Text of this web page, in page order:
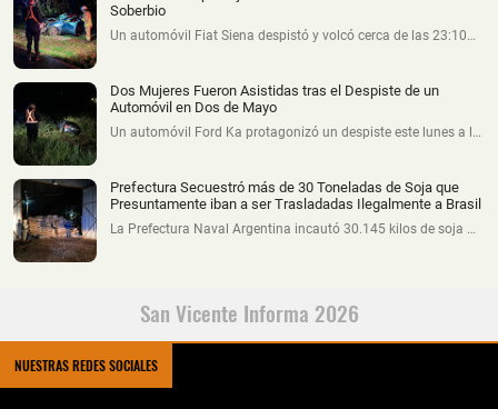
Soberbio
Un automóvil Fiat Siena despistó y volcó cerca de las 23:10…
Dos Mujeres Fueron Asistidas tras el Despiste de un
Automóvil en Dos de Mayo
Un automóvil Ford Ka protagonizó un despiste este lunes a l…
Prefectura Secuestró más de 30 Toneladas de Soja que
Presuntamente iban a ser Trasladadas Ilegalmente a Brasil
La Prefectura Naval Argentina incautó 30.145 kilos de soja …
San Vicente Informa 2026
NUESTRAS REDES SOCIALES